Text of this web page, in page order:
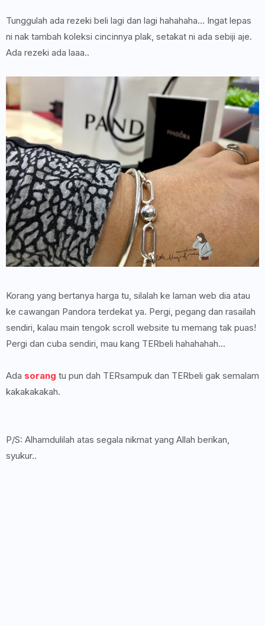
Tunggulah ada rezeki beli lagi dan lagi hahahaha... Ingat lepas
ni nak tambah koleksi cincinnya plak, setakat ni ada sebiji aje.
Ada rezeki ada laaa..
Korang yang bertanya harga tu, silalah ke laman web dia atau
ke cawangan Pandora terdekat ya. Pergi, pegang dan rasailah
sendiri, kalau main tengok scroll website tu memang tak puas!
Pergi dan cuba sendiri, mau kang TERbeli hahahahah...
Ada sorang tu pun dah TERsampuk dan TERbeli gak semalam
kakakakakah.
P/S: Alhamdulilah atas segala nikmat yang Allah berikan,
syukur..